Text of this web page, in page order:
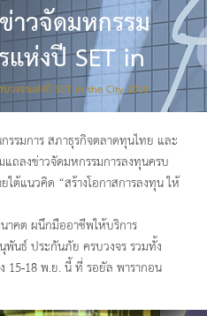
าวจัดมหกรรม
แห่งปี SET in
บวงจรแห่งปี SET in the City 2018
รมการ สภาธุรกิจตลาดทุนไทย และ
ลงข่าวจัดมหกรรมการลงทุนครบ
ต้แนวคิด “สร้างโอกาสการลงทุน ให้
าคต ผนึกมืออาชีพให้บริการ
นธ์ ประกันภัย ครบวงจร รวมทั้ง
15-18 พ.ย. นี้ ที่ รอยัล พารากอน